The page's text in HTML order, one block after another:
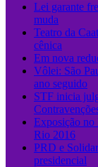
Lei garante
muda
Teatro da
cênica
Em nova
Vôlei: São
ano seguido
STF inicia
Exposição no
Rio 2016
PRD e
presidencial